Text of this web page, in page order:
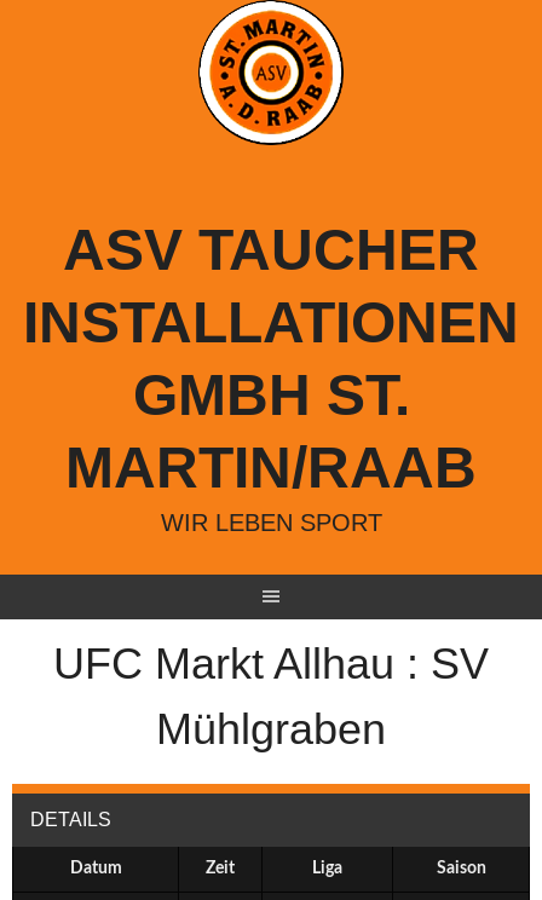
ASV TAUCHER
INSTALLATIONEN
GMBH ST.
MARTIN/RAAB
WIR LEBEN SPORT
UFC Markt Allhau : SV
Mühlgraben
DETAILS
Datum Zeit Liga Saison